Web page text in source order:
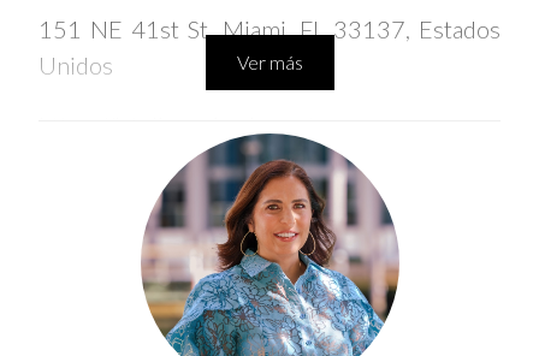
151 NE 41st St, Miami, FL 33137, Estados
Unidos
The Key Club
Ver más